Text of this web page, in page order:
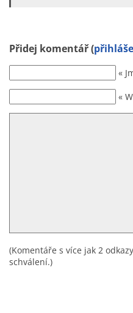
Přidej komentář (
«
«
(Komentáře s více jak 2
schválení.)